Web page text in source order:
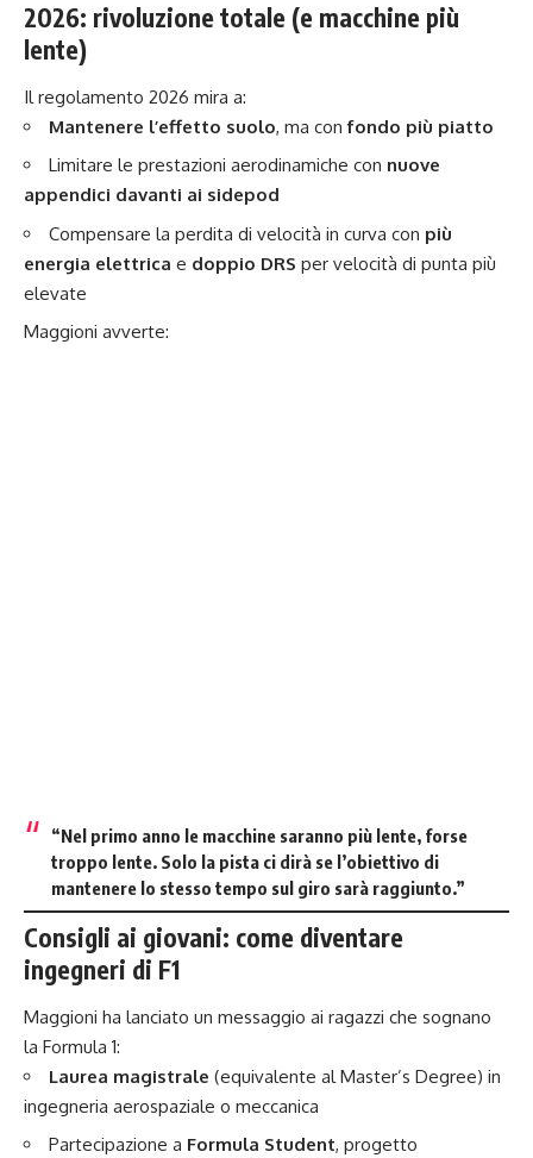
2026: rivoluzione totale (e macchine più
lente)
Il regolamento 2026 mira a:
Mantenere l’effetto suolo, ma confondo più piatto
Limitare le prestazioni aerodinamiche con nuove
appendici davanti ai sidepod
Compensare la perdita di velocità in curva con più
energia elettrica e doppio DRS per velocità di punta più
elevate
Maggioni avverte:
“Nel primo anno le macchine saranno più lente, forse
troppo lente. Solo la pista ci dirà se l’obiettivo di
mantenere lo stesso tempo sul giro sarà raggiunto.”
Consigli ai giovani: come diventare
ingegneri di F1
Maggioni ha lanciato un messaggio ai ragazzi che sognano
la Formula 1:
Laurea magistrale (equivalente al Master’s Degree) in
ingegneria aerospaziale o meccanica
Partecipazione a Formula Student, progetto